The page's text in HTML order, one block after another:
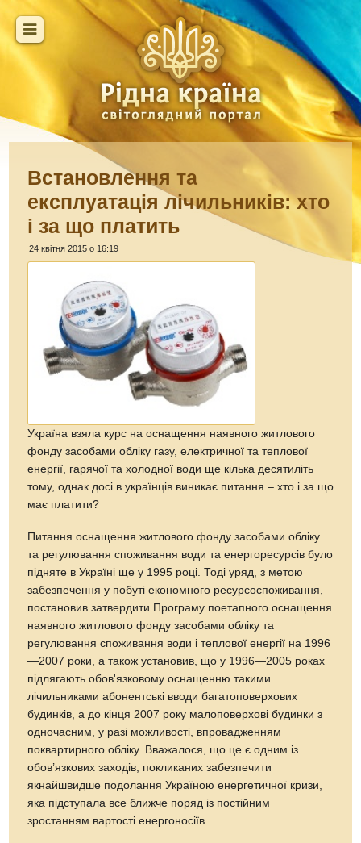
Встановлення та
експлуатація лічильників: хто
і за що платить
24 квітня 2015 о 16:19
Україна взяла курс на оснащення наявного житлового
фонду засобами обліку газу, електричної та теплової
енергії, гарячої та холодної води ще кілька десятиліть
тому, однак досі в українців виникає питання – хто і за що
має платити?
Питання оснащення житлового фонду засобами обліку
та регулювання споживання води та енергоресурсів було
підняте в Україні ще у 1995 році. Тоді уряд, з метою
забезпечення у побуті економного ресурсоспоживання,
постановив затвердити Програму поетапного оснащення
наявного житлового фонду засобами обліку та
регулювання споживання води і теплової енергії на 1996
—2007 роки, а також установив, що у 1996—2005 роках
підлягають обов'язковому оснащенню такими
лічильниками абонентські вводи багатоповерхових
будинків, а до кінця 2007 року малоповерхові будинки з
одночасним, у разі можливості, впровадженням
поквартирного обліку. Вважалося, що це є одним із
обов’язкових заходів, покликаних забезпечити
якнайшвидше подолання Україною енергетичної кризи,
яка підступала все ближче поряд із постійним
зростанням вартості енергоносіїв.